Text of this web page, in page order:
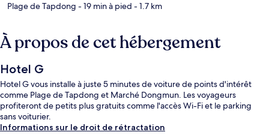
Plage de Tapdong - 19 min à pied - 1.7 km
À propos de cet hébergement
Hotel G
Hotel G vous installe à juste 5 minutes de voiture de points d'intérêt
comme Plage de Tapdong et Marché Dongmun. Les voyageurs
profiteront de petits plus gratuits comme l'accès Wi-Fi et le parking
sans voiturier.
Informations sur le droit de rétractation